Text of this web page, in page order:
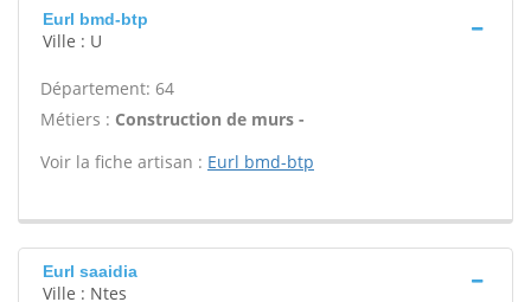
Eurl bmd-btp
Ville : U
Département: 64
Métiers : Construction de murs -
Voir la fiche artisan : Eurl bmd-btp
Eurl saaidia
Ville : Ntes